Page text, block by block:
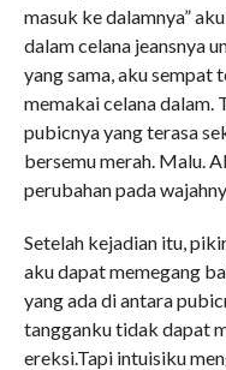
masuk ke dalamnya”
dalam celana jeansnya
yang sama, aku
memakai celana dalam.
pubicnya yang terasa
bersemu merah. Malu.
perubahan pada
Setelah kejadian itu,
aku dapat memegang
yang ada di antara
tangganku tidak dapat
ereksi.Tapi intuisiku